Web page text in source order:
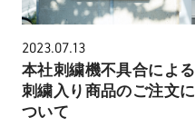
2023.07.13
本社刺繍機不具合による
刺繍入り商品のご注文に
ついて